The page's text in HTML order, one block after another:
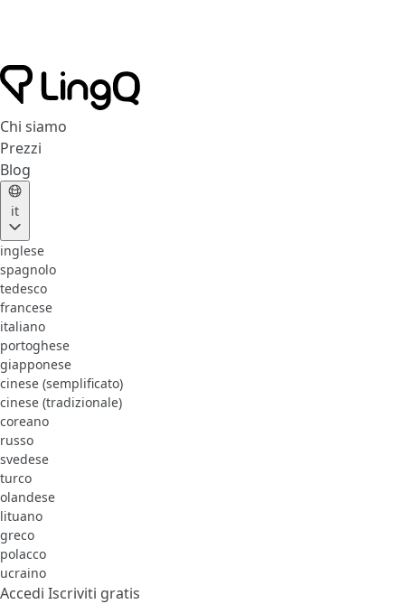
Chi siamo
Prezzi
Blog
it
inglese
spagnolo
tedesco
francese
italiano
portoghese
giapponese
cinese (semplificato)
cinese (tradizionale)
coreano
russo
svedese
turco
olandese
lituano
greco
polacco
ucraino
Accedi Iscriviti gratis